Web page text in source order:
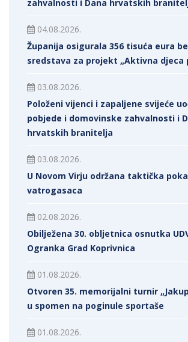
zahvalnosti i Dana hrvatskih
04.08.2026.
Županija osigurala 356 tisuća eura
sredstava za projekt „Aktivna djeca
03.08.2026.
Položeni vijenci i zapaljene svijeće
pobjede i domovinske zahvalnosti i
hrvatskih branitelja
03.08.2026.
U Novom Virju održana taktička
vatrogasaca
02.08.2026.
Obilježena 30. obljetnica osnutka
Ogranka Grad Koprivnica
01.08.2026.
Otvoren 35. memorijalni turnir
u spomen na poginule sportaše
01.08.2026.